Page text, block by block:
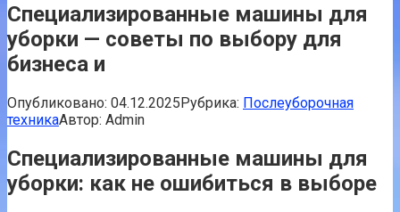
Специализированные машины для
уборки — советы по выбору для
бизнеса и
Опубликовано: 04.12.2025Рубрика: Послеуборочная
техникаАвтор: Admin
Специализированные машины для
уборки: как не ошибиться в выборе